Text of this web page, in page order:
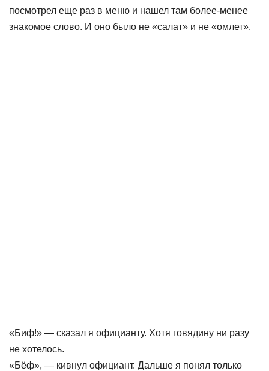
посмотрел еще раз в меню и нашел там более-менее
знакомое слово. И оно было не «салат» и не «омлет».
«Биф!» — сказал я официанту. Хотя говядину ни разу
не хотелось.
«Бёф», — кивнул официант. Дальше я понял только